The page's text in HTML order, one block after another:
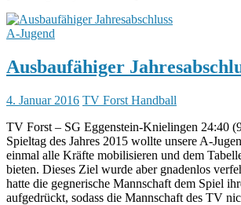
A-Jugend
Ausbaufähiger
4. Januar 2016 TV Forst Handball
TV Forst – SG Eggenstein-Knielingen 24:40
Spieltag des Jahres 2015 wollte unsere A-
einmal alle Kräfte mobilisieren und dem
bieten. Dieses Ziel wurde aber gnadenlos
hatte die gegnerische Mannschaft dem Spiel
aufgedrückt, sodass die Mannschaft des TV